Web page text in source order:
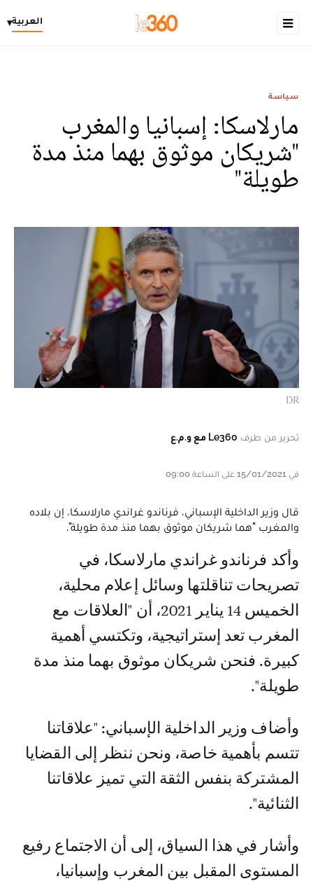
العربية▾
سياسة
مارلاسكا: إسبانيا والمغرب
"شريكان موثوق بهما منذ مدة
طويلة"
DR
تحرير من طرف Le360 مع و.م.ع
في 15/01/2021 على الساعة 09:00
قال وزير الداخلية الإسباني، فرناندو غراندي مارلاسكا، إن بلاده
والمغرب "هما شريكان موثوق بهما منذ مدة طويلة".
وأكد فرناندو غراندي مارلاسكا، في
تصريحات تناقلتها وسائل إعلام محلية،
الخميس 14 يناير 2021، أن "العلاقات مع
المغرب تعد إستراتيجية، وتكتسي أهمية
كبيرة. فنحن شريكان موثوق بهما منذ مدة
طويلة".
وأضاف وزير الداخلية الإسباني: "علاقاتنا
تتسم بأهمية خاصة، ونحن ننظر إلى القضايا
المشتركة بنفس الثقة التي تميز علاقاتنا
الثنائية".
وأشار في هذا السياق، إلى أن الاجتماع رفيع
المستوى المقبل بين المغرب وإسبانيا،